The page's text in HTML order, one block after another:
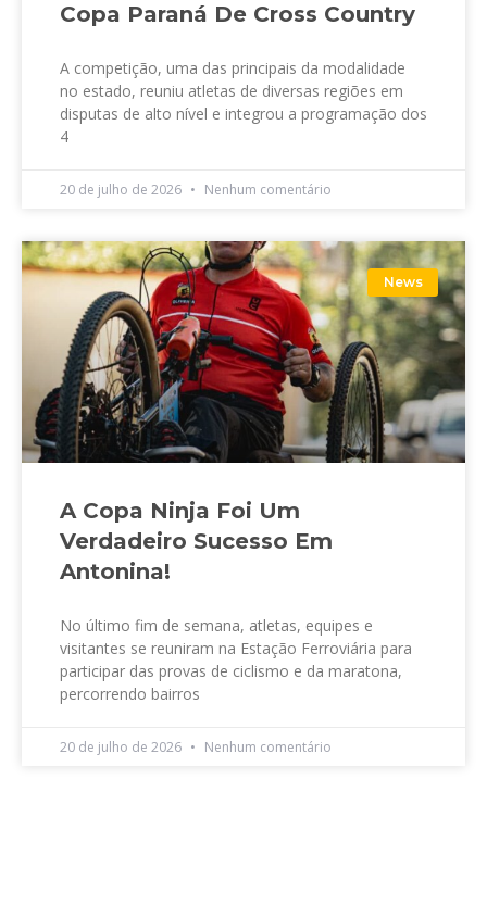
Copa Paraná De Cross Country
A competição, uma das principais da modalidade
no estado, reuniu atletas de diversas regiões em
disputas de alto nível e integrou a programação dos
4
20 de julho de 2026 Nenhum comentário
News
A Copa Ninja Foi Um
Verdadeiro Sucesso Em
Antonina!
No último fim de semana, atletas, equipes e
visitantes se reuniram na Estação Ferroviária para
participar das provas de ciclismo e da maratona,
percorrendo bairros
20 de julho de 2026 Nenhum comentário